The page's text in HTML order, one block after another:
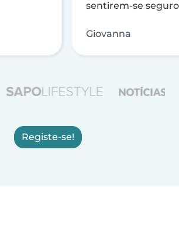
sentirem-se
Giovanna
Registe-se!